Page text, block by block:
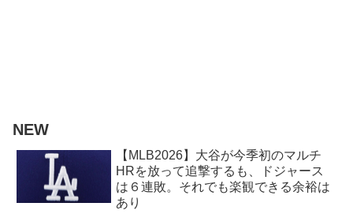
NEW
【MLB2026】大谷が今季初のマルチ
HRを放って追撃するも、ドジャース
は６連敗。それでも楽観できる余裕は
あり